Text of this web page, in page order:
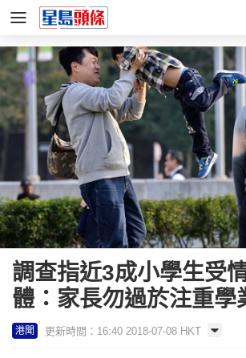
調查指近3成小學生受
體：家長勿過於注重學
港聞 更新時間：16:40 2018-07-08 HKT